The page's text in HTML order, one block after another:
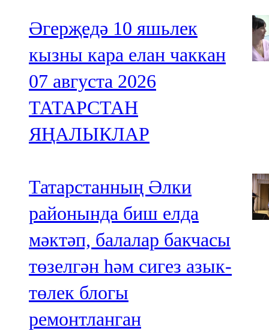
Әгерҗедә 10 яшьлек
кызны кара елан чаккан
07 августа 2026
ТАТАРСТАН
ЯҢАЛЫКЛАР
Татарстанның Әлки
районында биш елда
мәктәп, балалар бакчасы
төзелгән һәм сигез азык-
төлек блогы
ремонтланган